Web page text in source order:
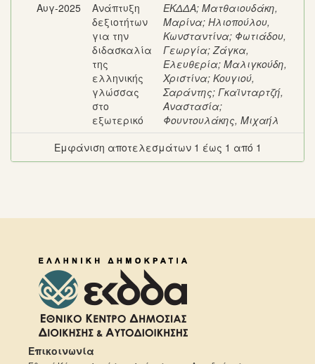
Αυγ-2025
Ανάπτυξη
δεξιοτήτων
για την
διδασκαλία
της
ελληνικής
γλώσσας
στο
εξωτερικό
ΕΚΔΔΑ; Ματθαιουδάκη,
Μαρίνα; Ηλιοπούλου,
Κωνσταντίνα; Φωτιάδου,
Γεωργία;Ζάγκα,
Ελευθερία; Μαλιγκούδη,
Χριστίνα; Κουγιού,
Σαράντης; Γκαϊνταρτζή,
Αναστασία;
Φουντουλάκης, Μιχαήλ
Εμφάνιση αποτελεσμάτων 1 έως 1 από 1
Επικοινωνία